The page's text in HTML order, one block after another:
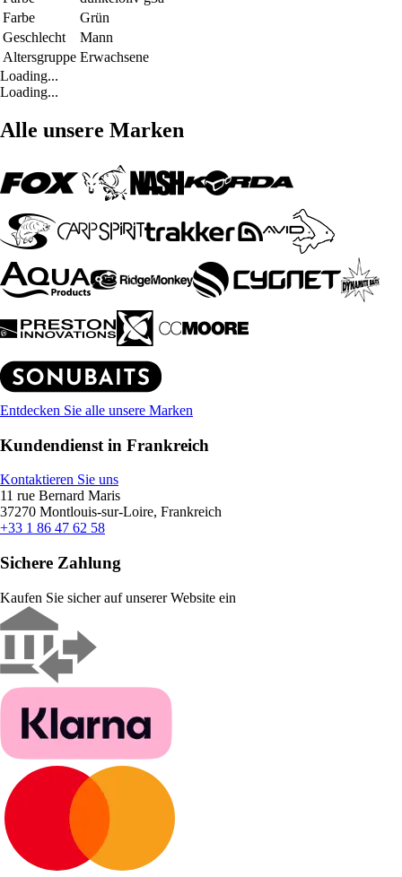
Farbe
Grün
Geschlecht
Mann
Altersgruppe Erwachsene
Loading...
Loading...
Alle unsere Marken
Entdecken Sie alle unsere Marken
Kundendienst in Frankreich
Kontaktieren Sie uns
11 rue Bernard Maris
37270 Montlouis-sur-Loire, Frankreich
+33 1 86 47 62 58
Sichere Zahlung
Kaufen Sie sicher auf unserer Website ein